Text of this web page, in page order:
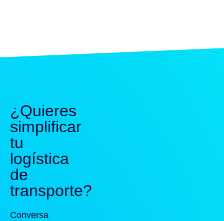
¿Quieres
simplificar
tu
logística
de
transporte?
Conversa